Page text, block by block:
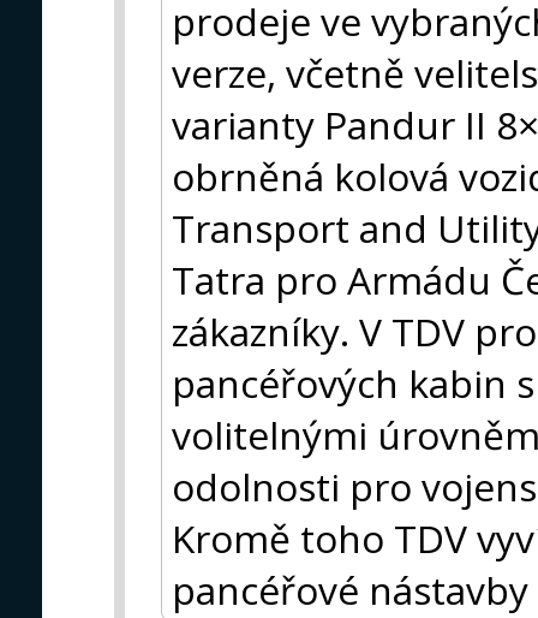
prodeje ve
verze, včetně
varianty Pandur II
obrněná kolová
Transport and
Tatra pro Armádu
zákazníky. V TDV
pancéřových kabin
volitelnými
odolnosti pro
Kromě toho TDV
pancéřové